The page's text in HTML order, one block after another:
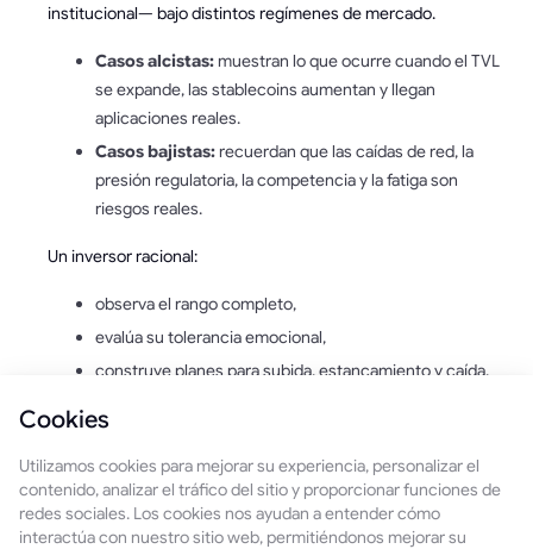
institucional— bajo distintos regímenes de mercado.
Casos alcistas:muestran lo que ocurre cuando el TVL
se expande, las stablecoins aumentan y llegan
aplicaciones reales.
Casos bajistas:recuerdan que las caídas de red, la
presión regulatoria, la competencia y la fatiga son
riesgos reales.
Un inversor racional:
observa el rango completo,
evalúa su tolerancia emocional,
construye planes para subida, estancamiento y caída,
convierten en
una arquitectura de decisiones.
FAQ (Preguntas frecuentes)
Cookies
Utilizamos cookies para mejorar su experiencia, personalizar el
contenido, analizar el tráfico del sitio y proporcionar funciones de
redes sociales. Los cookies nos ayudan a entender cómo
interactúa con nuestro sitio web, permitiéndonos mejorar su